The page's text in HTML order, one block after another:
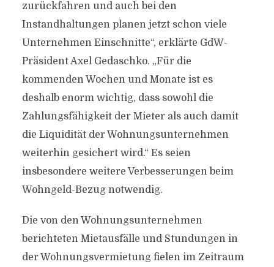
zurückfahren und auch bei den
Instandhaltungen planen jetzt schon viele
Unternehmen Einschnitte“, erklärte GdW-
Präsident Axel Gedaschko. „Für die
kommenden Wochen und Monate ist es
deshalb enorm wichtig, dass sowohl die
Zahlungsfähigkeit der Mieter als auch damit
die Liquidität der Wohnungsunternehmen
weiterhin gesichert wird.“ Es seien
insbesondere weitere Verbesserungen beim
Wohngeld-Bezug notwendig.
Die von den Wohnungsunternehmen
berichteten Mietausfälle und Stundungen in
der Wohnungsvermietung fielen im Zeitraum